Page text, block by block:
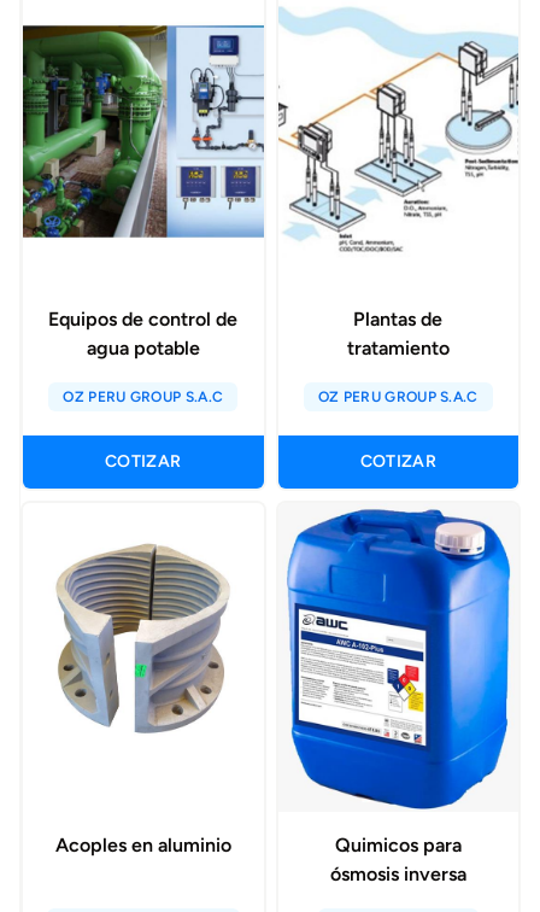
Equipos de control de
agua potable
OZ PERU GROUP S.A.C
COTIZAR
Plantas de
tratamiento
OZ PERU GROUP S.A.C
COTIZAR
Acoples en aluminio
Quimicos para
ósmosis inversa